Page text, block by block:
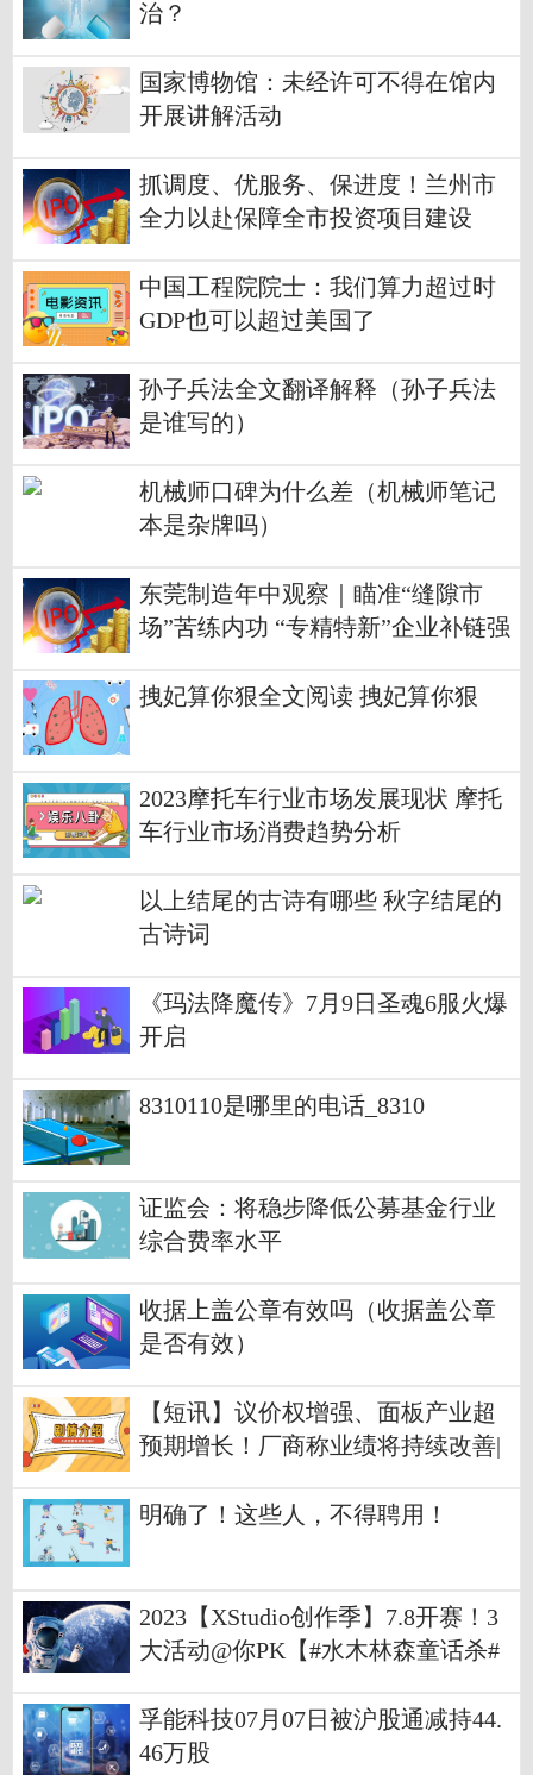
治？
国家博物馆：未经许可不得在馆内
开展讲解活动
抓调度、优服务、保进度！兰州市
全力以赴保障全市投资项目建设
中国工程院院士：我们算力超过时
GDP也可以超过美国了
孙子兵法全文翻译解释（孙子兵法
是谁写的）
机械师口碑为什么差（机械师笔记
本是杂牌吗）
东莞制造年中观察｜瞄准“缝隙市
场”苦练内功 “专精特新”企业补链强
拽妃算你狠全文阅读 拽妃算你狠
2023摩托车行业市场发展现状 摩托
车行业市场消费趋势分析
以上结尾的古诗有哪些 秋字结尾的
古诗词
《玛法降魔传》7月9日圣魂6服火爆
开启
8310110是哪里的电话_8310
证监会：将稳步降低公募基金行业
综合费率水平
收据上盖公章有效吗（收据盖公章
是否有效）
【短讯】议价权增强、面板产业超
预期增长！厂商称业绩将持续改善|
明确了！这些人，不得聘用！
2023【XStudio创作季】7.8开赛！3
大活动@你PK【#水木林森童话杀#
孚能科技07月07日被沪股通减持44.
46万股